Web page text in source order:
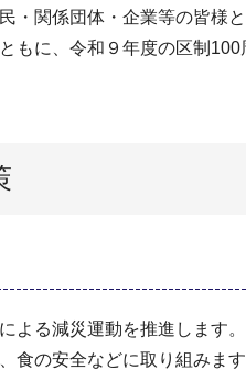
・関係団体・企業等の皆様
もに、令和９年度の区制
よる減災運動を推進します
食の安全などに取り組みます